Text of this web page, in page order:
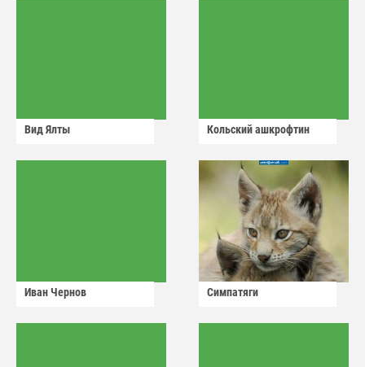
Вид Ялты Кольский ашкрофтин
Иван Чернов Симпатяги